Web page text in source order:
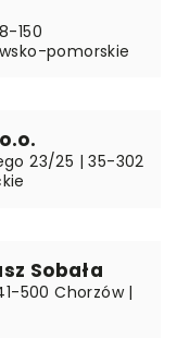
150
pomorskie
23/25 | 35-302
Sobała
500 Chorzów |